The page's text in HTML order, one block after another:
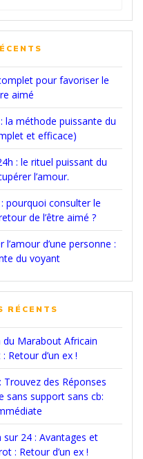
pour favoriser le
aimé
la méthode puissante du
et efficace)
: le rituel puissant du
l’amour.
pourquoi consulter le
de l’être aimé ?
d’une personne :
du voyant
RÉCENTS
Marabout Africain
Retour d’un ex !
Trouvez des Réponses
sans support sans cb:
24 : Avantages et
: Retour d’un ex !